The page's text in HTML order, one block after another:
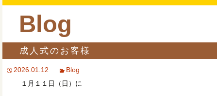
Blog
成人式のお客様
2026.01.12
Blog
１月１１日（日）に